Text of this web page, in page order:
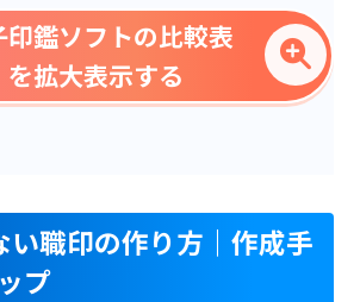
印鑑ソフトの比較表
を拡大表示する
い職印の作り方｜作成手
プ